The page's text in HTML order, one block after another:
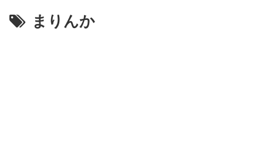
まりんか